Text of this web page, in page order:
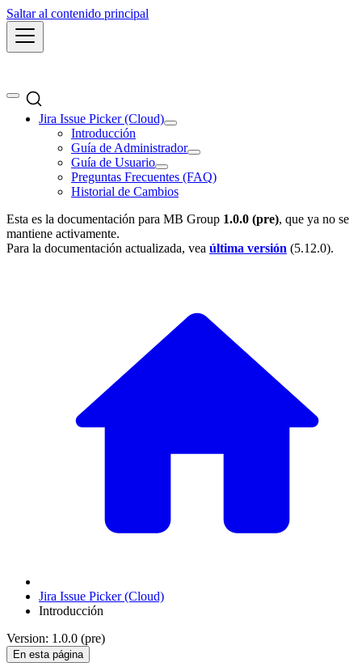
Saltar al contenido principal
Jira Issue Picker (Cloud)
Introducción
Guía de Administrador
Guía de Usuario
Preguntas Frecuentes (FAQ)
Historial de Cambios
Esta es la documentación para MB Group 1.0.0 (pre), que ya no se
mantiene activamente.
Para la documentación actualizada, vea última versión (5.12.0).
Jira Issue Picker (Cloud)
Introducción
Version: 1.0.0 (pre)
En esta página